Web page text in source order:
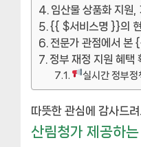
임산물 상품화 지원,
{{ $서비스명 }}의
전문가 관점에서 본
정부 재정 지원 혜택
실시간 정부정
따뜻한 관심에 감사드
산림청가 제공하